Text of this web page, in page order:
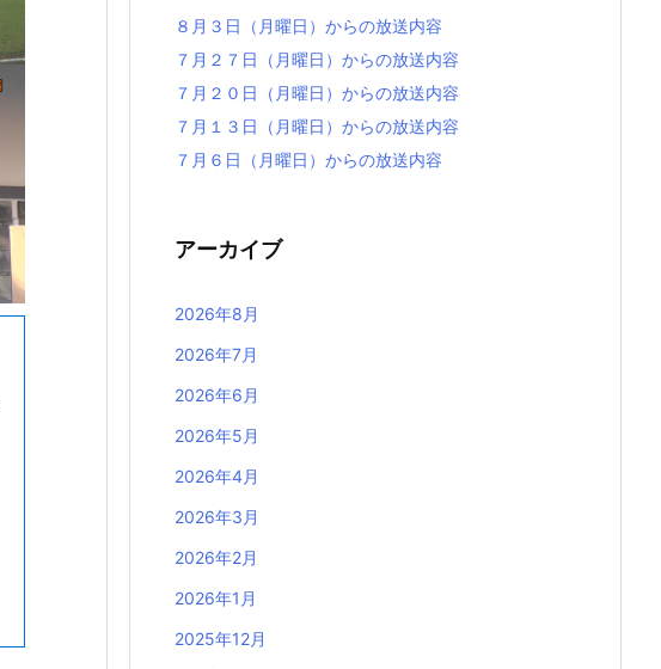
８月３日（月曜日）からの放送内容
７月２７日（月曜日）からの放送内容
７月２０日（月曜日）からの放送内容
７月１３日（月曜日）からの放送内容
７月６日（月曜日）からの放送内容
アーカイブ
2026年8月
2026年7月
2026年6月
2026年5月
2026年4月
2026年3月
2026年2月
2026年1月
2025年12月